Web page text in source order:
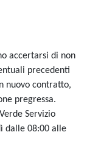
accertarsi di non
precedenti
nuovo contratto,
pregressa.
Servizio
dalle 08:00 alle